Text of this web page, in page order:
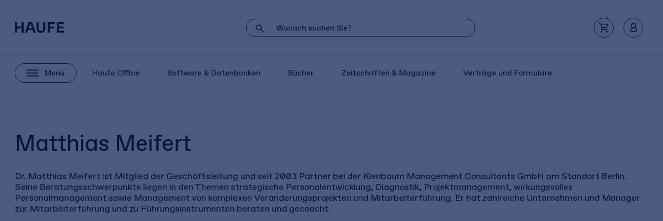
Menü Haufe Office Software & Datenbanken Bücher Zeitschriften & Magazine Verträge und Formulare
Matthias Meifert
Dr. Matthias Meifert ist Mitglied der Geschäftsleitung und seit 2003 Partner bei der Kienbaum Management Consultants GmbH am Standort Berlin.
Seine Beratungsschwerpunkte liegen in den Themen strategische Personalentwicklung, Diagnostik, Projekt­management, wirkungsvolles
Personalmanagement sowie Manage­ment von komplexen Veränderungsprojekten und Mitarbeiterführung. Er hat zahlreiche Unternehmen und Manager
zur Mitarbeiterführung und zu Führungsinstrumenten beraten und gecoacht.